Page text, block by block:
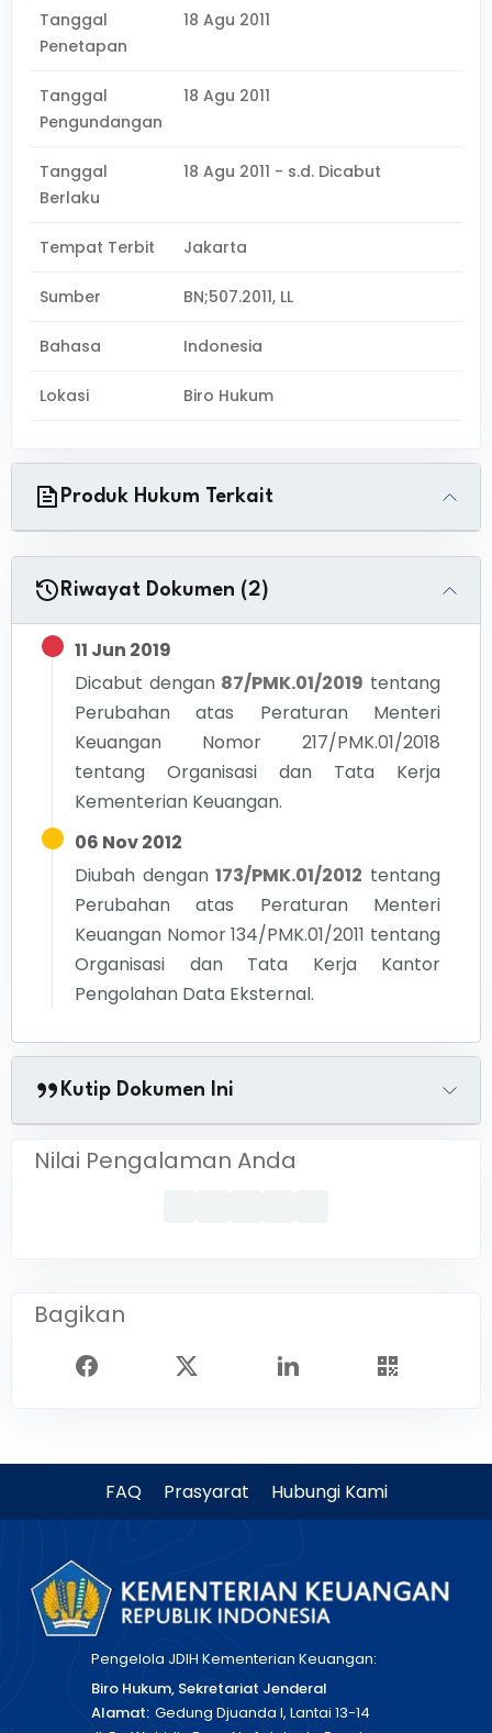
Tanggal
Penetapan
18 Agu 2011
Tanggal
Pengundangan
18 Agu 2011
Tanggal
Berlaku
18 Agu 2011 - s.d. Dicabut
Tempat Terbit Jakarta
Sumber BN;507.2011, LL
Bahasa Indonesia
Lokasi Biro Hukum
Produk Hukum Terkait
Riwayat Dokumen (2)
11 Jun 2019
Dicabut dengan 87/PMK.01/2019 tentang
Perubahan atas Peraturan Menteri
Keuangan Nomor 217/PMK.01/2018
tentang Organisasi dan Tata Kerja
Kementerian Keuangan.
06 Nov 2012
Diubah dengan 173/PMK.01/2012 tentang
Perubahan atas Peraturan Menteri
Keuangan Nomor 134/PMK.01/2011 tentang
Organisasi dan Tata Kerja Kantor
Pengolahan Data Eksternal.
Kutip Dokumen Ini
Nilai Pengalaman Anda
Bagikan
FAQ Prasyarat Hubungi Kami
Pengelola JDIH Kementerian Keuangan:
Biro Hukum, Sekretariat Jenderal
Alamat: Gedung Djuanda I, Lantai 13-14